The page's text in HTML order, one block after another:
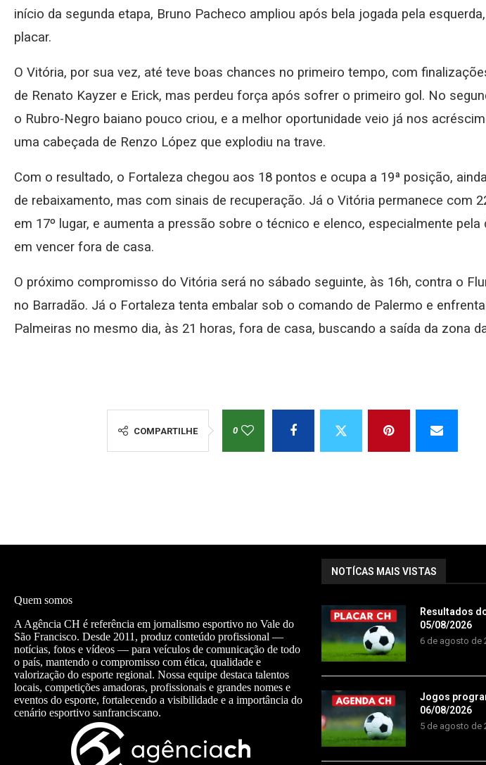
início da segunda etapa, Bruno Pacheco ampliou após bela jogada pela
placar.
O Vitória, por sua vez, até teve boas chances no primeiro tempo, com
de Renato Kayzer e Erick, mas perdeu força após sofrer o primeiro gol. No
o Rubro-Negro baiano pouco criou, e a melhor oportunidade veio já nos
uma cabeçada de Renzo López que explodiu na trave.
Com o resultado, o Fortaleza chegou aos 18 pontos e ocupa a 19ª posição,
de rebaixamento, mas com sinais de recuperação. Já o Vitória permanece com
em 17º lugar, e aumenta a pressão sobre o técnico e elenco, especialmente pela
em vencer fora de casa.
O próximo compromisso do Vitória será no sábado seguinte, às 16h, contra o
no Barradão. Já o Fortaleza tenta embalar sob o comando de Palermo e
Palmeiras no mesmo dia, às 21 horas, fora de casa, buscando a saída da zona
COMPARTILHE 0
Quem somos
A Agência CH é referência em jornalismo esportivo no Vale do
São Francisco. Desde 2011, produz conteúdo profissional —
notícias, fotos e vídeos — para veículos de comunicação de todo
o país, mantendo o compromisso com ética, qualidade e
valorização do esporte regional. Nossa equipe destaca talentos
locais, competições amadoras, profissionais e grandes nomes e
eventos do esporte, fortalecendo a visibilidade e a importância do
cenário esportivo sanfranciscano.
NOTÍCAS MAIS VISTAS
Resultados
05/08/2026
6 de agosto de
Jogos
06/08/2026
5 de agosto de